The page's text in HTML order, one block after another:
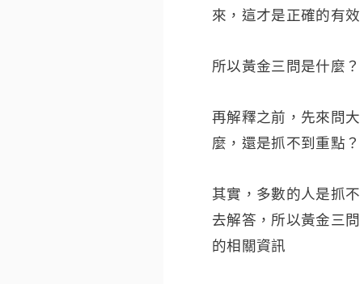
來，這才是正確的有
所以黃金三問是什麼？
再解釋之前，先來問
麼，還是抓不到重點？
其實，多數的人是抓
去解答，所以黃金三
的相關資訊